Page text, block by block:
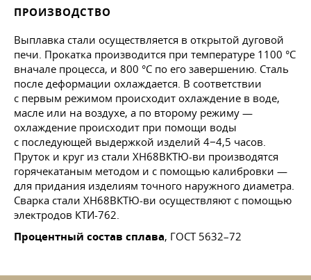
ПРОИЗВОДСТВО
Выплавка стали осуществляется в открытой дуговой
печи. Прокатка производится при температуре 1100 °C
вначале процесса, и 800 °C по его завершению. Сталь
после деформации охлаждается. В соответствии
с первым режимом происходит охлаждение в воде,
масле или на воздухе, а по второму режиму —
охлаждение происходит при помощи воды
с последующей выдержкой изделий 4−4,5 часов.
Пруток и круг из стали ХН68ВКТЮ-ви производятся
горячекатаным методом и с помощью калибровки —
для придания изделиям точного наружного диаметра.
Сварка стали ХН68ВКТЮ-ви осуществляют с помощью
электродов КТИ-762.
Процентный состав сплава, ГОСТ 5632–72